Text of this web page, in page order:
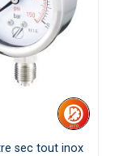
sec tout inox